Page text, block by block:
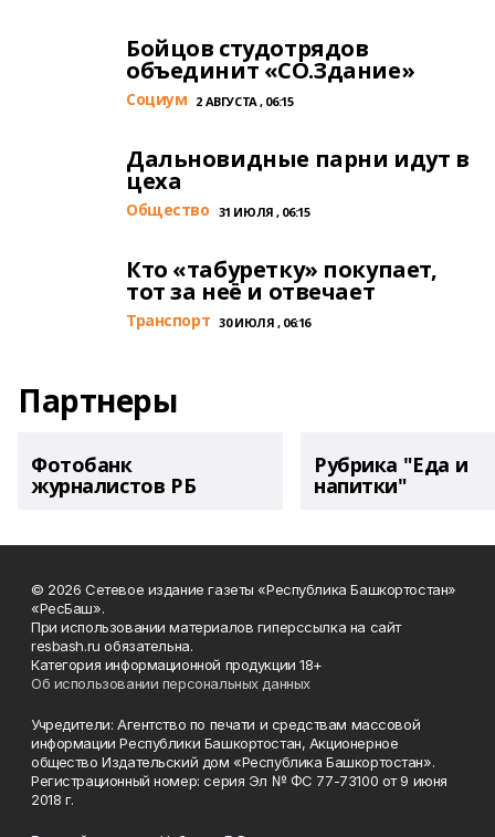
Бойцов студотрядов
объединит «СО.Здание»
Cоциум 2 АВГУСТА , 06:15
Дальновидные парни идут в
цеха
Общество 31 ИЮЛЯ , 06:15
Кто «табуретку» покупает,
тот за неё и отвечает
Транспорт 30 ИЮЛЯ , 06:16
Партнеры
Фотобанк
журналистов РБ
Рубрика "Еда и
напитки"
© 2026 Сетевое издание газеты «Республика Башкортостан»
«РесБаш».
При использовании материалов гиперссылка на сайт
resbash.ru обязательна.
Категория информационной продукции 18+
Об использовании персональных данных
Учредители: Агентство по печати и средствам массовой
информации Республики Башкортостан, Акционерное
общество Издательский дом «Республика Башкортостан».
Регистрационный номер: серия Эл № ФС 77-73100 от 9 июня
2018 г.